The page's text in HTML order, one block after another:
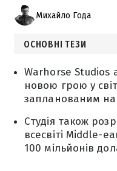
Михайло Года
ОСНОВНІ ТЕЗИ
Warhorse Studios
новою грою у
запланованим на
Студія також
всесвіті Middle-
100 мільйонів